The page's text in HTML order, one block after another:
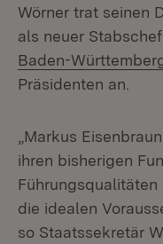
Wörner trat seinen
als neuer
Baden-
Präsidenten an.
„Markus
ihren bisherigen
die idealen
so Staatssekretär